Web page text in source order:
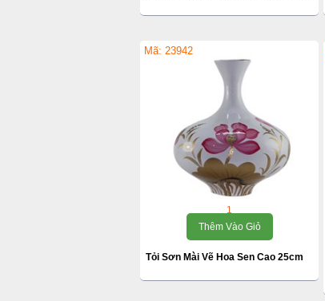
Mã: 23942
1
Thêm Vào Giỏ
Tỏi Sơn Mài Vẽ Hoa Sen Cao 25cm